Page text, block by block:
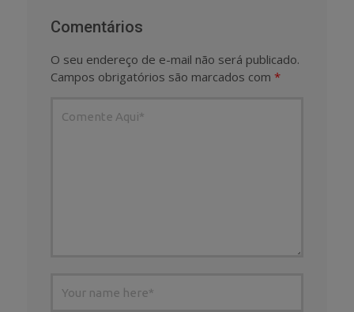
Comentários
O seu endereço de e-mail não será publicado.
Campos obrigatórios são marcados com *